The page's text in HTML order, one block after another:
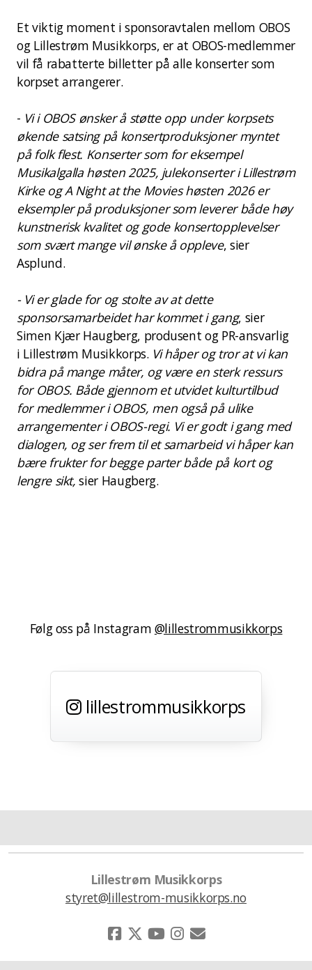
Et viktig moment i sponsoravtalen mellom OBOS
og Lillestrøm Musikkorps, er at OBOS-medlemmer
vil få rabatterte billetter på alle konserter som
korpset arrangerer.
- Vi i OBOS ønsker å støtte opp under korpsets
økende satsing på konsertproduksjoner myntet
på folk flest. Konserter som for eksempel
Musikalgalla høsten 2025, julekonserter i Lillestrøm
Kirke og A Night at the Movies høsten 2026 er
eksempler på produksjoner som leverer både høy
kunstnerisk kvalitet og gode konsertopplevelser
som svært mange vil ønske å oppleve, sier
Asplund.
- Vi er glade for og stolte av at dette
sponsorsamarbeidet har kommet i gang, sier
Simen Kjær Haugberg, produsent og PR-ansvarlig
i Lillestrøm Musikkorps. Vi håper og tror at vi kan
bidra på mange måter, og være en sterk ressurs
for OBOS. Både gjennom et utvidet kulturtilbud
for medlemmer i OBOS, men også på ulike
arrangementer i OBOS-regi. Vi er godt i gang med
dialogen, og ser frem til et samarbeid vi håper kan
bære frukter for begge parter både på kort og
lengre sikt,sier Haugberg.
Følg oss på Instagram @lillestrommusikkorps
lillestrommusikkorps
Lillestrøm Musikkorps
styret@lillestrom-musikkorps.no